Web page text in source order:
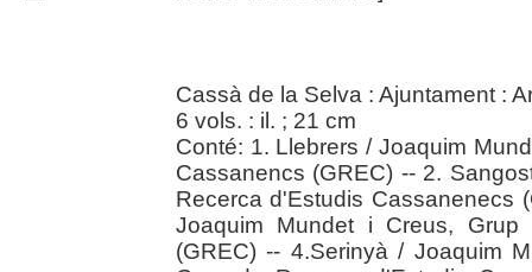
Cassà de la Selva : Ajuntament :
6 vols. : il. ; 21 cm
Conté: 1. Llebrers / Joaquim
Cassanencs (GREC) -- 2.
Recerca d'Estudis Cassanenecs
Joaquim Mundet i Creus, Grup
(GREC) -- 4.Serinyà / Joaquim